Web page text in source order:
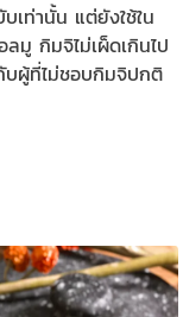
เท่านั้น แต่ยังใช้ใน
มู กิมจิไม่เผ็ดเกินไป
บผู้ที่ไม่ชอบกิมจิปกติ